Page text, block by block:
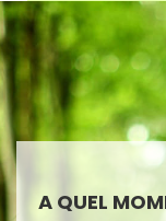
A QUEL